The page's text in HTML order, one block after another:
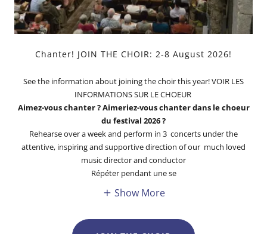
Chanter! JOIN THE CHOIR: 2-8 August 2026!
See the information about joining the choir this year! VOIR LES
INFORMATIONS SUR LE CHOEUR
Aimez-vous chanter ? Aimeriez-vous chanter dans le choeur
du festival 2026 ?
Rehearse over a week and perform in 3 concerts under the
attentive, inspiring and supportive direction of our much loved
music director and conductor
Répéter pendant une se
Show More